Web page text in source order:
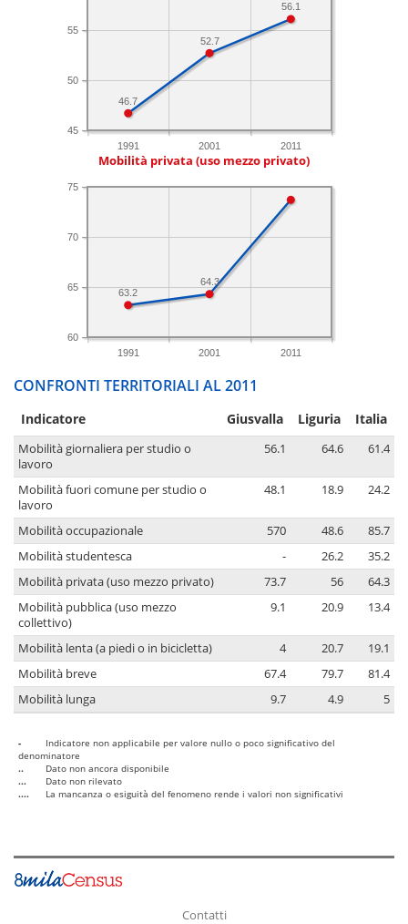
1991 2001 2011
45
50
55
56.1
52.7
46.7
Mobilità privata (uso mezzo privato)
1991 2001 2011
60
65
70
75
64.3
63.2
CONFRONTI TERRITORIALI AL 2011
Indicatore Giusvalla Liguria Italia
Mobilità giornaliera per studio o
lavoro
56.1 64.6 61.4
Mobilità fuori comune per studio o
lavoro
48.1 18.9 24.2
Mobilità occupazionale 570 48.6
85.7
Mobilità studentesca
- 26.2
35.2
Mobilità privata (uso mezzo privato)
73.7 56
64.3
Mobilità pubblica (uso mezzo
collettivo)
9.1 20.9 13.4
Mobilità lenta (a piedi o in bicicletta) 4 20.7
19.1
Mobilità breve
67.4 79.7
81.4
Mobilità lunga
9.7 4.9 5
-
Indicatore non applicabile per valore nullo o poco significativo del
denominatore
..
Dato non ancora disponibile
...
Dato non rilevato
....
La mancanza o esiguità del fenomeno rende i valori non significativi
Contatti